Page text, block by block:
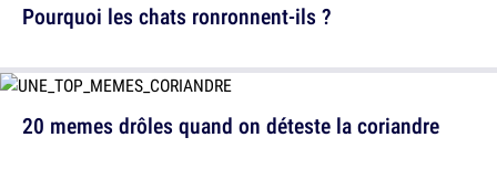
20 memes drôles quand on déteste la coriandre
Pourquoi les chats ronronnent-ils ?